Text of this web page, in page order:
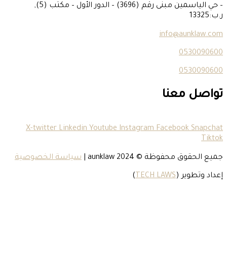
– حي الياسمين مبنى رقم (3696) – الدور الأول – مكتب (5),
X-twitter Linkedin Youtube Instagram
محفوظة © 2024 aunklaw
|سياسة الخصوصية
(
TECH LAWS
)